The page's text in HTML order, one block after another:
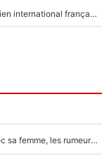
Proche de rejoindre Bruno Genesio à l'OM, un ancien international français va finalement débarquer... sur RMC !
F1 : Charles Leclerc surpris par les paparazzis avec sa femme, les rumeurs étaient vraies !